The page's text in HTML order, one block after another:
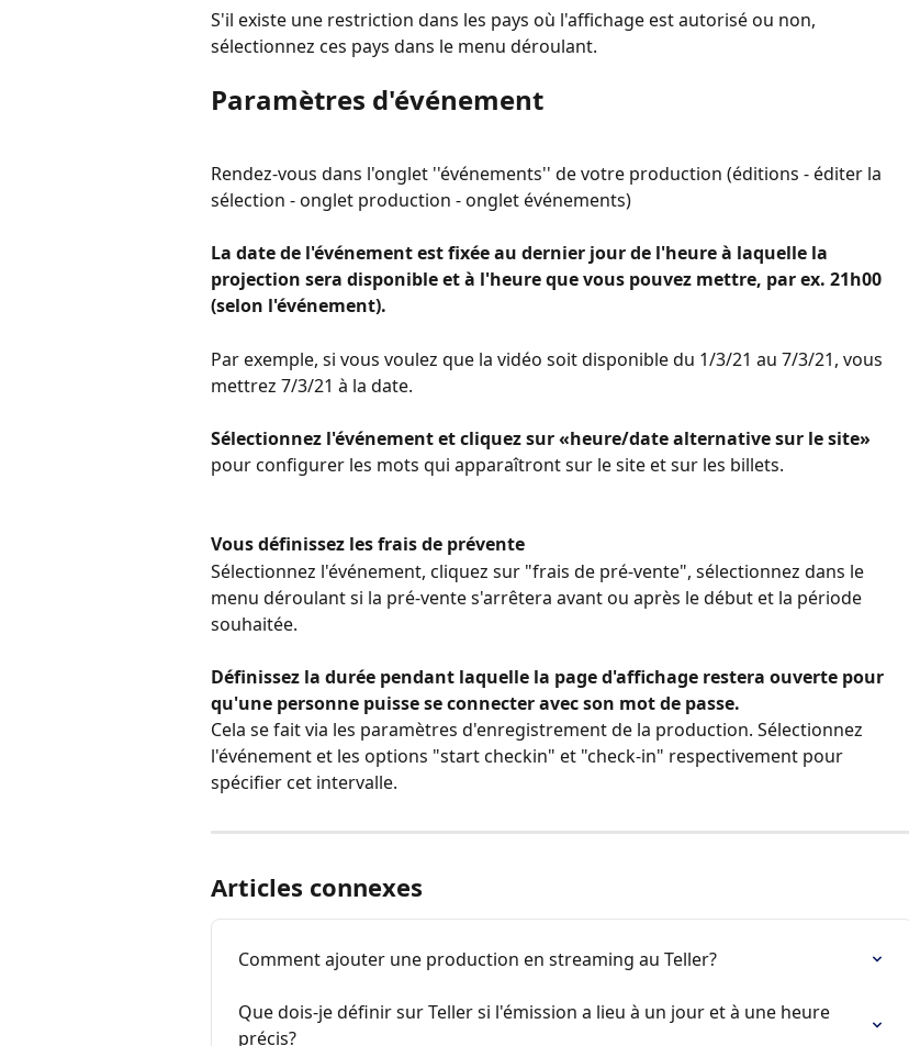
S'il existe une restriction dans les pays où l'affichage est autorisé ou non,
sélectionnez ces pays dans le menu déroulant.
Paramètres d'événement
Rendez-vous dans l'onglet ''événements'' de votre production (éditions - éditer la
sélection - onglet production - onglet événements)
La date de l'événement est fixée au dernier jour de l'heure à laquelle la
projection sera disponible et à l'heure que vous pouvez mettre, par ex. 21h00
(selon l'événement).
Par exemple, si vous voulez que la vidéo soit disponible du 1/3/21 au 7/3/21, vous
mettrez 7/3/21 à la date.
Sélectionnez l'événement et cliquez sur «heure/date alternative sur le site»
pour configurer les mots qui apparaîtront sur le site et sur les billets.
Vous définissez les frais de prévente
Sélectionnez l'événement, cliquez sur "frais de pré-vente", sélectionnez dans le
menu déroulant si la pré-vente s'arrêtera avant ou après le début et la période
souhaitée.
Définissez la durée pendant laquelle la page d'affichage restera ouverte pour
qu'une personne puisse se connecter avec son mot de passe.
Cela se fait via les paramètres d'enregistrement de la production. Sélectionnez
l'événement et les options "start checkin" et "check-in" respectivement pour
spécifier cet intervalle.
Articles connexes
Comment ajouter une production en streaming au Teller?
Que dois-je définir sur Teller si l'émission a lieu à un jour et à une heure
précis?